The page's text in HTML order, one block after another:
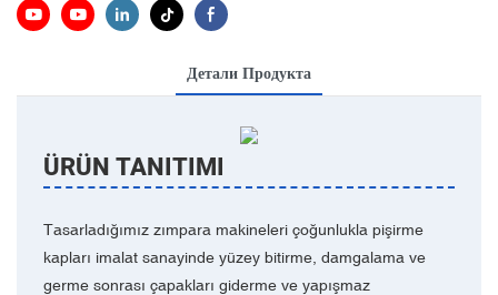
Детали Продукта
ÜRÜN TANITIMI
Tasarladığımız zımpara makineleri çoğunlukla pişirme
kapları imalat sanayinde yüzey bitirme, damgalama ve
germe sonrası çapakları giderme ve yapışmaz